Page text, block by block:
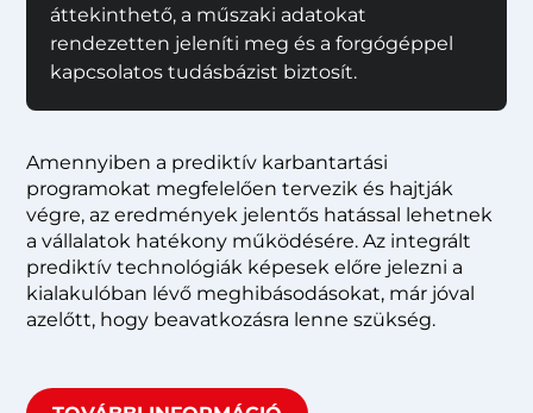
áttekinthető, a műszaki adatokat
rendezetten jeleníti meg és a forgógéppel
kapcsolatos tudásbázist biztosít.
Amennyiben a prediktív karbantartási
programokat megfelelően tervezik és hajtják
végre, az eredmények jelentős hatással lehetnek
a vállalatok hatékony működésére. Az integrált
prediktív technológiák képesek előre jelezni a
kialakulóban lévő meghibásodásokat, már jóval
azelőtt, hogy beavatkozásra lenne szükség.